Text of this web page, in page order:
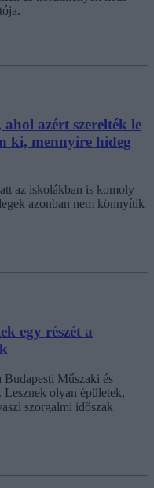
azért szerelték le
ki, mennyire hideg
az iskolákban is komoly
azonban nem könnyítik
egy részét a
Műszaki és
Lesznek olyan épületek,
szorgalmi időszak